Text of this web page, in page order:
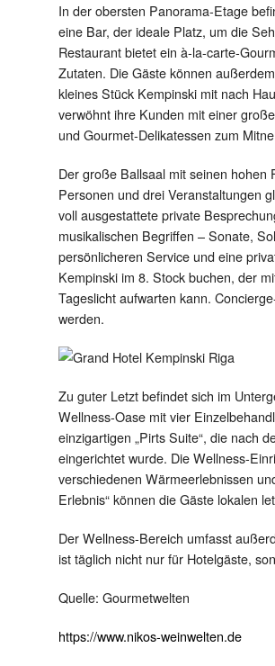
In der obersten Panorama-Etage
eine Bar, der ideale Platz, um die
Restaurant bietet ein à-la-carte-
Zutaten. Die Gäste können
kleines Stück Kempinski mit nach
verwöhnt ihre Kunden mit einer
und Gourmet-Delikatessen zum
Der große Ballsaal mit seinen hohen
Personen und drei Veranstaltungen
voll ausgestattete private
musikalischen Begriffen – Sonate,
persönlicheren Service und eine
Kempinski im 8. Stock buchen, der
Tageslicht aufwarten kann.
werden.
Zu guter Letzt befindet sich im
Wellness-Oase mit vier
einzigartigen „Pirts Suite“, die nach
eingerichtet wurde. Die Wellness-
verschiedenen Wärmeerlebnissen
Erlebnis“ können die Gäste lokalen
Der Wellness-Bereich umfasst
ist täglich nicht nur für Hotelgäste,
Quelle: Gourmetwelten
https://www.nikos-weinwelten.de